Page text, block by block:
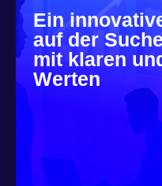
Ein
auf der
mit klaren
Werten